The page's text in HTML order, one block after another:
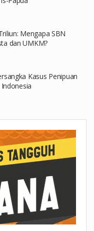
Mengapa SBN
dan UMKM?
Kasus Penipuan